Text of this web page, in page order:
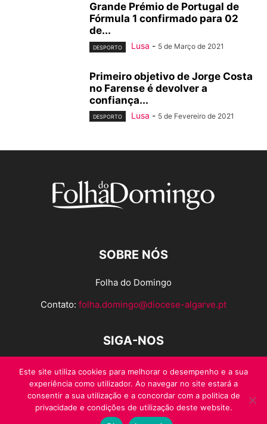
Grande Prémio de Portugal de
Fórmula 1 confirmado para 02
de...
DESPORTO Lusa - 5 de Março de 2021
Primeiro objetivo de Jorge Costa
no Farense é devolver a
confiança...
DESPORTO Lusa - 5 de Fevereiro de 2021
SOBRE NÓS
Folha do Domingo
Contato: folha.domingo@diocese-algarve.pt
SIGA-NOS
Este site utiliza cookies para melhorar o desempenho e a sua
experiência como utilizador. Ao navegar no site estará a
consentir a sua utilização e a concordar com a politica de
privacidade e condições de utilização deste website.